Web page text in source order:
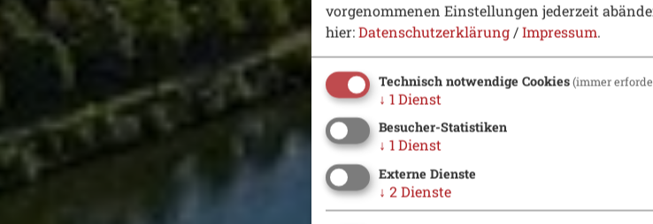
vorgenommenen Einstellungen jederzeit
hier:Datenschutzerklärung/Impressum.
Technisch notwendige Cookies(immer
↓ 1Dienst
Besucher-Statistiken
↓ 1Dienst
Externe Dienste
↓ 2 Dienste